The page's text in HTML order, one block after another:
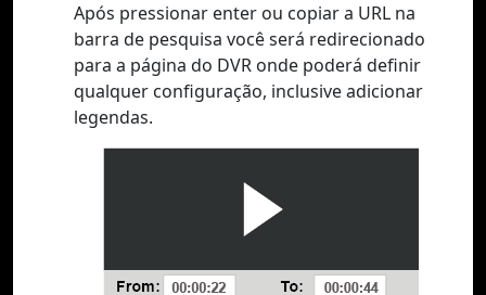
Após pressionar enter ou copiar a URL na
barra de pesquisa você será redirecionado
para a página do DVR onde poderá definir
qualquer configuração, inclusive adicionar
legendas.